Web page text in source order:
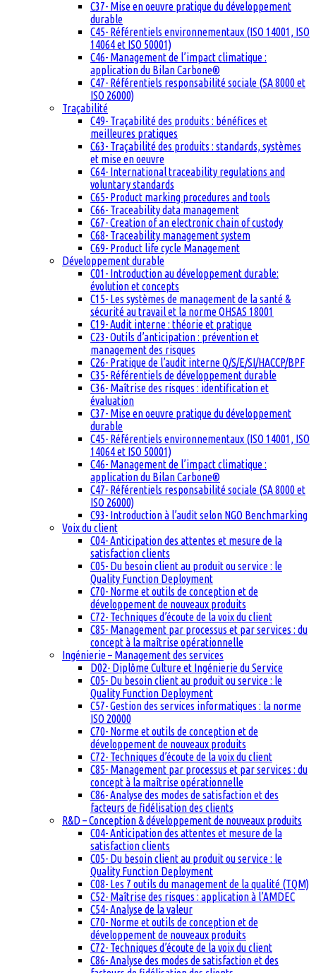
C37- Mise en oeuvre pratique du développement
durable
C45- Référentiels environnementaux (ISO 14001, ISO
14064 et ISO 50001)
C46- Management de l’impact climatique :
application du Bilan Carbone®
C47- Référentiels responsabilité sociale (SA 8000 et
ISO 26000)
Traçabilité
C49- Traçabilité des produits : bénéfices et
meilleures pratiques
C63- Traçabilité des produits : standards, systèmes
et mise en oeuvre
C64- International traceability regulations and
voluntary standards
C65- Product marking procedures and tools
C66- Traceability data management
C67- Creation of an electronic chain of custody
C68- Traceability management system
C69- Product life cycle Management
Développement durable
C01- Introduction au développement durable:
évolution et concepts
C15- Les systèmes de management de la santé &
sécurité au travail et la norme OHSAS 18001
C19- Audit interne : théorie et pratique
C23- Outils d’anticipation : prévention et
management des risques
C26- Pratique de l’audit interne Q/S/E/SI/HACCP/BPF
C35- Référentiels de développement durable
C36- Maîtrise des risques : identification et
évaluation
C37- Mise en oeuvre pratique du développement
durable
C45- Référentiels environnementaux (ISO 14001, ISO
14064 et ISO 50001)
C46- Management de l’impact climatique :
application du Bilan Carbone®
C47- Référentiels responsabilité sociale (SA 8000 et
ISO 26000)
C93- Introduction à l’audit selon NGO Benchmarking
Voix du client
C04- Anticipation des attentes et mesure de la
satisfaction clients
C05- Du besoin client au produit ou service : le
Quality Function Deployment
C70- Norme et outils de conception et de
développement de nouveaux produits
C72- Techniques d’écoute de la voix du client
C85- Management par processus et par services : du
concept à la maîtrise opérationnelle
Ingénierie – Management des services
D02- Diplôme Culture et Ingénierie du Service
C05- Du besoin client au produit ou service : le
Quality Function Deployment
C57- Gestion des services informatiques : la norme
ISO 20000
C70- Norme et outils de conception et de
développement de nouveaux produits
C72- Techniques d’écoute de la voix du client
C85- Management par processus et par services : du
concept à la maîtrise opérationnelle
C86- Analyse des modes de satisfaction et des
facteurs de fidélisation des clients
R&D – Conception & développement de nouveaux produits
C04- Anticipation des attentes et mesure de la
satisfaction clients
C05- Du besoin client au produit ou service : le
Quality Function Deployment
C08- Les 7 outils du management de la qualité (TQM)
C52- Maîtrise des risques : application à l’AMDEC
C54- Analyse de la valeur
C70- Norme et outils de conception et de
développement de nouveaux produits
C72- Techniques d’écoute de la voix du client
C86- Analyse des modes de satisfaction et des